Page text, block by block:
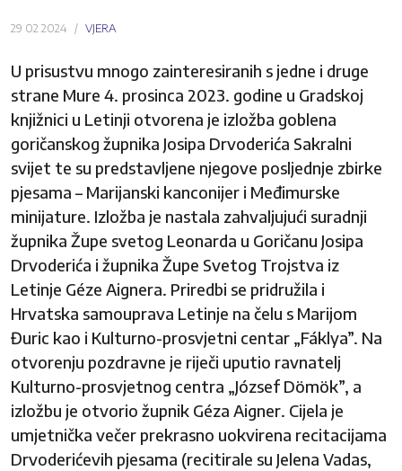
29 02 2024 VJERA
U prisustvu mnogo zainteresiranih s jedne i druge
strane Mure 4. prosinca 2023. godine u Gradskoj
knjižnici u Letinji otvorena je izložba goblena
goričanskog župnika Josipa Drvoderića Sakralni
svijet te su predstavljene njegove posljednje zbirke
pjesama – Marijanski kanconijer i Međimurske
minijature. Izložba je nastala zahvaljujući suradnji
župnika Župe svetog Leonarda u Goričanu Josipa
Drvoderića i župnika Župe Svetog Trojstva iz
Letinje Géze Aignera. Priredbi se pridružila i
Hrvatska samouprava Letinje na čelu s Marijom
Đuric kao i Kulturno-prosvjetni centar „Fáklya”. Na
otvorenju pozdravne je riječi uputio ravnatelj
Kulturno-prosvjetnog centra „József Dömök”, a
izložbu je otvorio župnik Géza Aigner. Cijela je
umjetnička večer prekrasno uokvirena recitacijama
Drvoderićevih pjesama (recitirale su Jelena Vadas,